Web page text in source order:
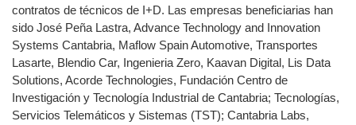
contratos de técnicos de I+D. Las empresas beneficiarias han
sido José Peña Lastra, Advance Technology and Innovation
Systems Cantabria, Maflow Spain Automotive, Transportes
Lasarte, Blendio Car, Ingenieria Zero, Kaavan Digital, Lis Data
Solutions, Acorde Technologies, Fundación Centro de
Investigación y Tecnología Industrial de Cantabria; Tecnologías,
Servicios Telemáticos y Sistemas (TST); Cantabria Labs,